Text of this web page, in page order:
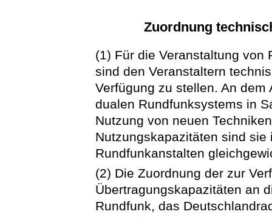
Zuordnung
(1) Für die Veranstaltung von
sind den Veranstaltern
Verfügung zu stellen. An
dualen Rundfunksystems in
Nutzung von neuen
Nutzungskapazitäten sind
Rundfunkanstalten
(2) Die Zuordnung der zur
Übertragungskapazitäten an
Rundfunk, das